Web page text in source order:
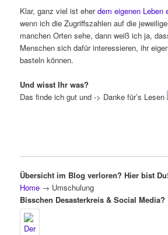
Klar, ganz viel ist eherdem eigenen Leben
wenn ich die Zugriffszahlen auf die
manchen Orten sehe, dann weiß ich ja,
Menschen sich dafür interessieren, ihr
basteln können.
Und wisst Ihr was?
Das finde ich gut und -> Danke für’s Lesen
Übersicht im Blog verloren? Hier bist
Home → Umschulung
Bisschen Desasterkreis & Social Media?